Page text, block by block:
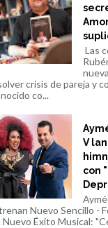
Las
crisis de pareja y
co...
V
con
Nuevo Sencillo -
Nuevo Éxito Musical: